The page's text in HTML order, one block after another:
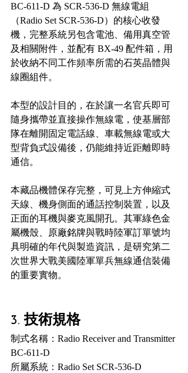
BC-611-D 為 SCR-536-D 無線電組
（Radio Set SCR-536-D）的核心收發
機，完整系統另包含電池、備用真空管
及相關附件，並配有 BX-49 配件箱，用
於收納不同工作頻率所需的石英晶體與
線圈組件。
本型的設計目的，在於讓一名官兵即可
隨身攜帶並直接操作無線電，使基層部
隊在離開固定電話線、車載無線電或大
型背負式設備後，仍能維持近距離即時
通信。
本藏品機體保存完整，可見上方伸縮式
天線、機身側面的通話控制裝置，以及
正面的耳機與麥克風開孔。其軍綠色金
屬機殼、原廠銘牌與戰時陸軍訂單號均
具明確的年代與製造資訊，是研究第二
次世界大戰美國陸軍單兵無線通信裝備
的重要實物。
3. 技術規格
制式名稱：Radio Receiver and Transmitter
BC-611-D
所屬系統：Radio Set SCR-536-D